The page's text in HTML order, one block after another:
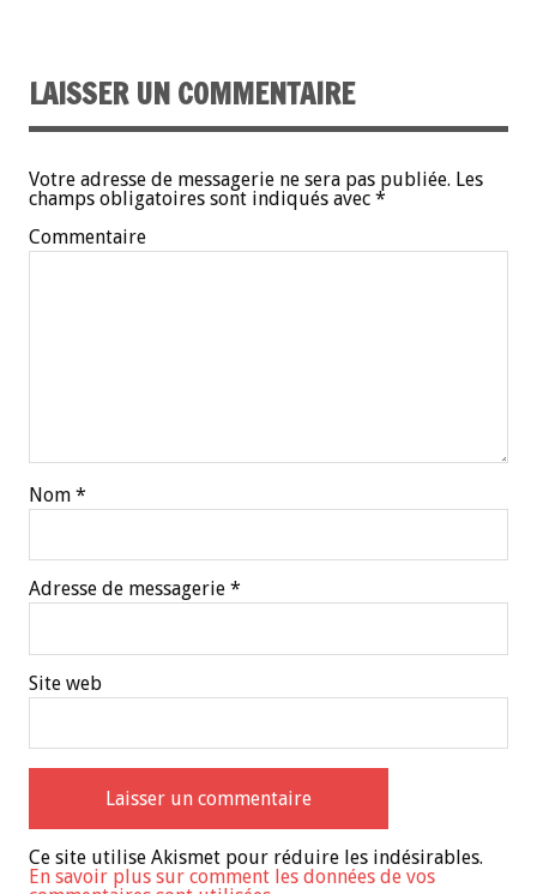
LAISSER UN COMMENTAIRE
Votre adresse de messagerie ne sera pas publiée. Les
champs obligatoires sont indiqués avec *
Commentaire
Nom *
Adresse de messagerie *
Site web
Ce site utilise Akismet pour réduire les indésirables.
En savoir plus sur comment les données de vos